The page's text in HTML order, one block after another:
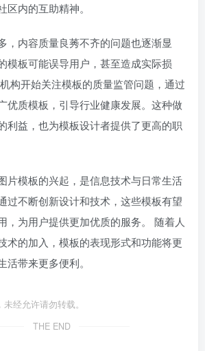
内的互助精神。
，内容质量良莠不齐的问题也逐渐显
模板可能误导用户，甚至造成实际损
构开始关注模板的质量监管问题，通过
优质模板，引导行业健康发展。这种做
利益，也为模板设计者提供了更高的职
片模板的兴起，是信息技术与日常生活
过不断创新设计和技术，这些模板有望
，为用户提供更加优质的服务。 随着人
术的加入，模板的表现形式和功能将更
带来更多便利。
经允许请勿转载。
THE END